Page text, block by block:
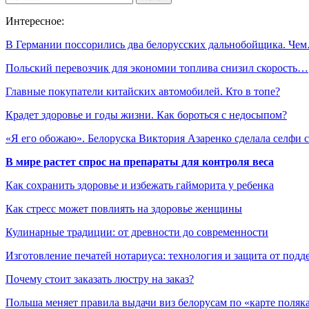
Интересное:
В Германии поссорились два белорусских дальнобойщика.
Польский перевозчик для экономии топлива снизил скорость…
Главные покупатели китайских автомобилей. Кто в топе?
Крадет здоровье и годы жизни. Как бороться с недосыпом?
«Я его обожаю». Белоруска Виктория Азаренко сделала селфи
В мире растет спрос на препараты для контроля веса
Как сохранить здоровье и избежать гайморита у ребенка
Как стресс может повлиять на здоровье женщины
Кулинарные традиции: от древности до современности
Изготовление печатей нотариуса: технология и защита от
Почему стоит заказать люстру на заказ?
Польша меняет правила выдачи виз белорусам по «карте